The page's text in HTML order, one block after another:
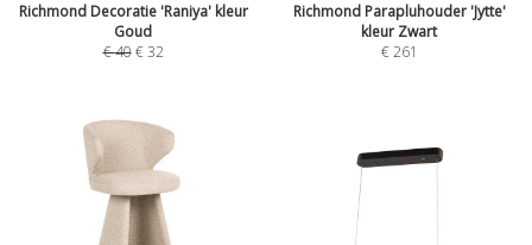
Richmond Decoratie 'Raniya' kleur
Goud
€40 €32
Richmond Parapluhouder 'Jytte'
kleur Zwart
€261